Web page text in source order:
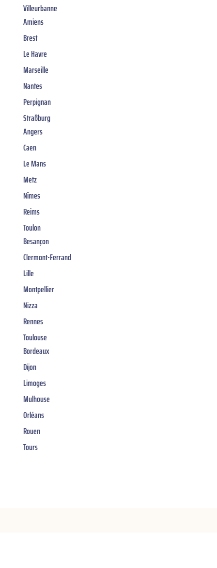
Villeurbanne
Amiens
Brest
Le Havre
Marseille
Nantes
Perpignan
Straßburg
Angers
Caen
Le Mans
Metz
Nîmes
Reims
Toulon
Besançon
Clermont-Ferrand
Lille
Montpellier
Nizza
Rennes
Toulouse
Bordeaux
Dijon
Limoges
Mulhouse
Orléans
Rouen
Tours